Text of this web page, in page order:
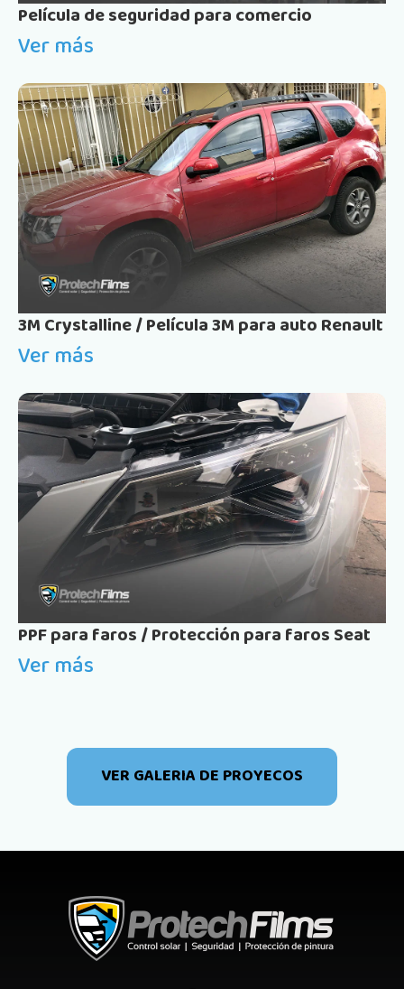
Película de seguridad para comercio
Ver más
3M Crystalline / Película 3M para auto Renault
Ver más
PPF para faros / Protección para faros Seat
Ver más
VER GALERIA DE PROYECOS